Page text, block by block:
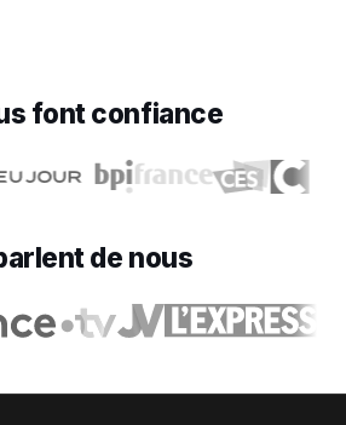
font confiance
de nous